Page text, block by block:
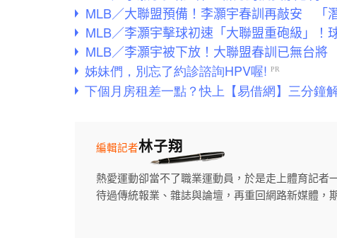
MLB／大聯盟預備！李灝宇春訓再敲安 「
MLB／李灝宇擊球初速「大聯盟重砲級」！
MLB／李灝宇被下放！大聯盟春訓已無台
林子翔
編輯記者
熱愛運動卻當不了職業運動員，於是走上體育記者
待過傳統報業、雜誌與論壇，再重回網路新媒體，